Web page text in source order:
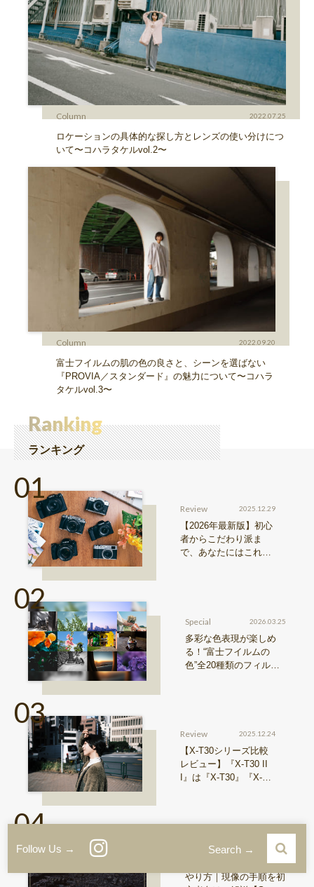
Follow Us → Search →
Column 2022.07.25
ロケーションの具体的な探し方とレンズの使い分けにつ
いて〜コハラタケルvol.2〜
Column 2022.09.20
富士フイルムの肌の色の良さと、シーンを選ばない
『PROVIA／スタンダード』の魅力について〜コハラ
タケルvol.3〜
Ranking
ランキング
Review 2025.12.29
【2026年最新版】初心
者からこだわり派ま
で、あなたにはこれが
Special 2026.03.25
多彩な色表現が楽しめ
る！“富士フイルムの
色”全20種類のフィルム
Review 2025.12.24
【X-T30シリーズ比較
レビュー】『X-T30 II
I』は『X-T30』『X-T3
2024.09.24
RAW現像・レタッチの
やり方｜現像の手順を初